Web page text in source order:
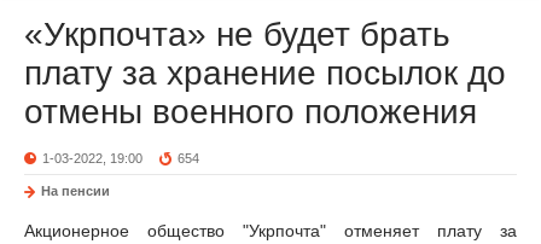
«Укрпочта» не будет брать
плату за хранение посылок до
отмены военного положения
1-03-2022, 19:00 654
На пенсии
Акционерное общество "Укрпочта" отменяет плату за